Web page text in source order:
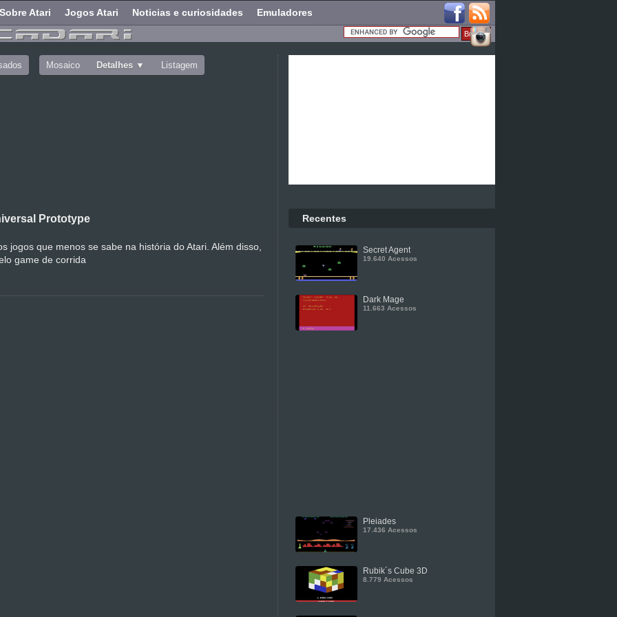
Sobre Atari Jogos Atari Noticias e curiosidades Emuladores
Mosaico Detalhes Listagem
Prototype
jogos que menos se sabe na história do Atari. Além disso,
game de corrida
Recentes
Secret Agent
19.640 Acessos
Dark Mage
11.663 Acessos
Pleiades
17.436 Acessos
Rubik´s Cube 3D
8.779 Acessos